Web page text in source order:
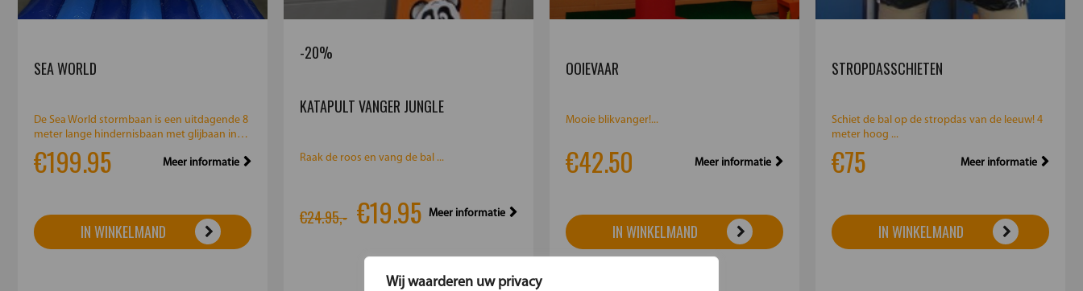
Wij waarderen uw privacy
SEA WORLD
De Sea World stormbaan is een uitdagende 8
meter lange hindernisbaan met glijbaan in
kleurrijk Sea W...
€199.95 Meer informatie
IN WINKELMAND
-20%
KATAPULT VANGER JUNGLE
Raak de roos en vang de bal ...
€24.95,- €19.95 Meer informatie
OOIEVAAR
Mooie blikvanger!...
€42.50 Meer informatie
IN WINKELMAND
STROPDASSCHIETEN
Schiet de bal op de stropdas van de leeuw! 4
meter hoog ...
€75 Meer informatie
IN WINKELMAND